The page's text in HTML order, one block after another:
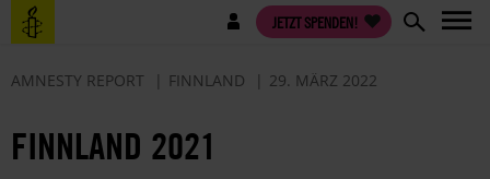
Direkt
zum
Benutzermenü JETZT SPENDEN!
AMNESTY REPORT FINNLAND 29. MÄRZ 2022
FINNLAND 2021